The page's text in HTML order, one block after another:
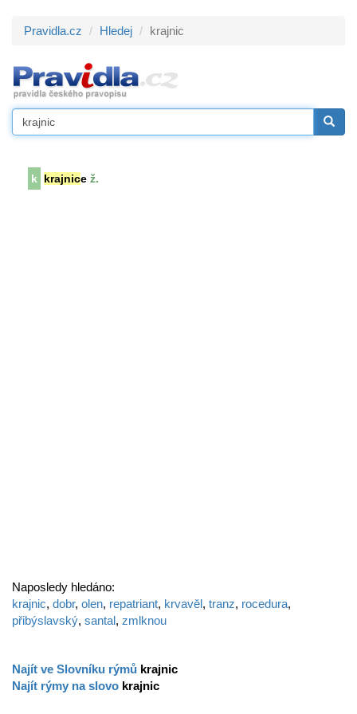
Pravidla.cz Hledej krajnic
k krajnice ž.
Naposledy hledáno:
krajnic, dobr, olen, repatriant, krvavěl, tranz, rocedura,
přibýslavský, santal, zmlknou
Najít ve Slovníku rýmů krajnic
Najít rýmy na slovo krajnic